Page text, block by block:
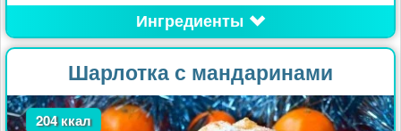
Ингредиенты
Шарлотка с мандаринами
204 ккал